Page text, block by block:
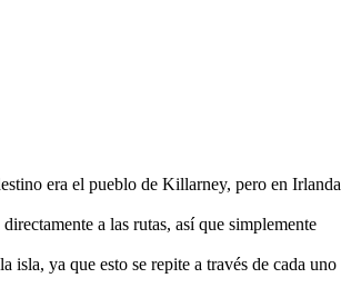
era el pueblo de Killarney, pero en Irlanda
a las rutas, así que simplemente
isla, ya que esto se repite a través de cada uno